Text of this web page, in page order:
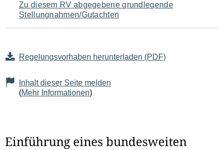
Zu diesem RV abgegebene grundlegende
Stellungnahmen/Gutachten
Regelungsvorhaben herunterladen (PDF)
Inhalt dieser Seite melden
(Mehr Informationen)
Einführung eines bundesweiten